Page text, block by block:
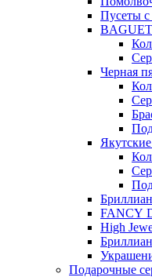
Пусеты с
Черная
FANCY
High
Подарочные